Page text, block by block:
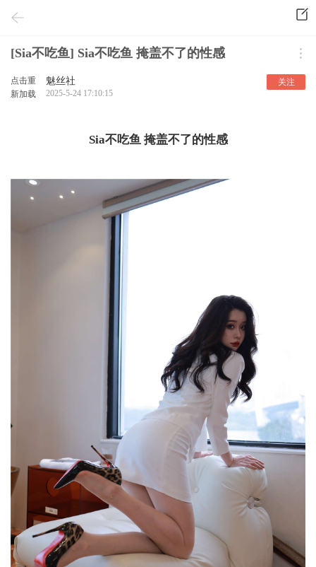
[Sia不吃鱼] Sia不吃鱼 掩盖不了的性感
点击重
新加载
魅丝社
2025-5-24 17:10:15
关注
Sia不吃鱼 掩盖不了的性感